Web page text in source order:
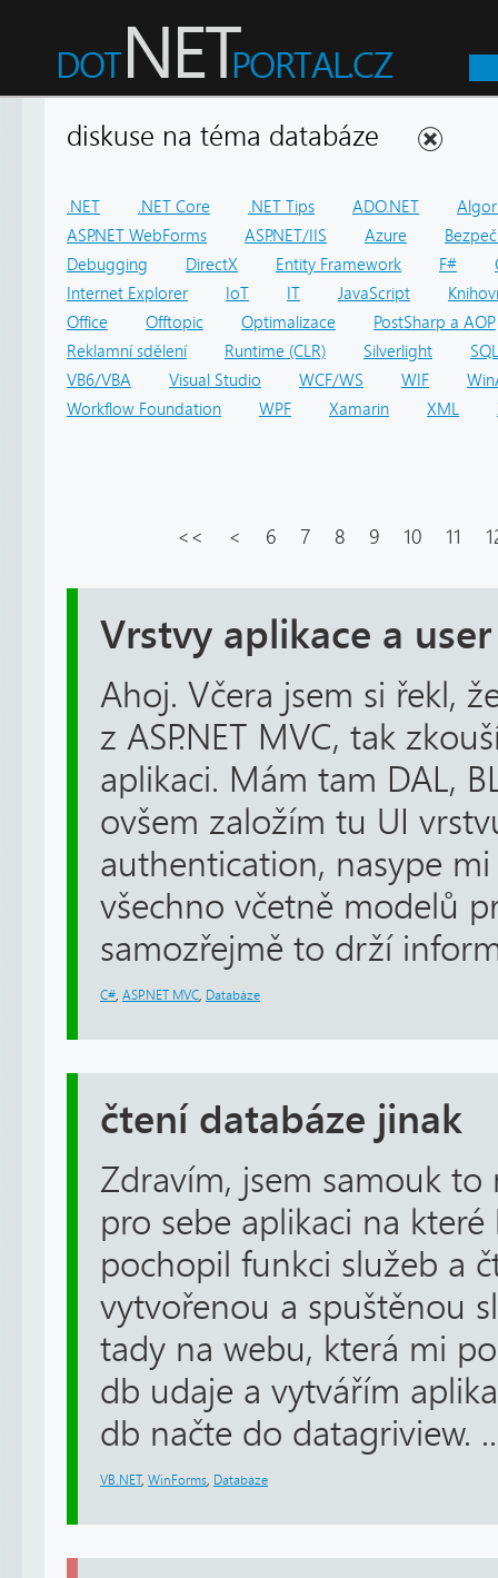
diskuse na téma databáze
.NET .NET Core .NET Tips ADO.NET
ASP.NET WebForms
ASP.NET/IIS Azure
Debugging
DirectX Entity Framework F#
Internet Explorer
IoT IT JavaScript
Office
Offtopic Optimalizace
PostSharp a AOP
Reklamní sdělení
Runtime (CLR) Silverlight
SQL
VB6/VBA
Visual Studio WCF/WS WIF
Workflow Foundation
WPF Xamarin XML
<< < 6 7 8 9 10 11
Vrstvy aplikace a
Ahoj. Včera jsem si řekl,
z ASP.NET MVC, tak
aplikaci. Mám tam DAL,
ovšem založím tu UI
authentication, nasype
všechno včetně modelů
samozřejmě to drží
C# ASP.NET MVC Databáze
čtení databáze jinak
Zdravím, jsem samouk to
pro sebe aplikaci na
pochopil funkci služeb a
vytvořenou a spuštěnou
tady na webu, která mi
db udaje a vytvářím
db načte do datagriview.
VB.NET, WinForms Databáze